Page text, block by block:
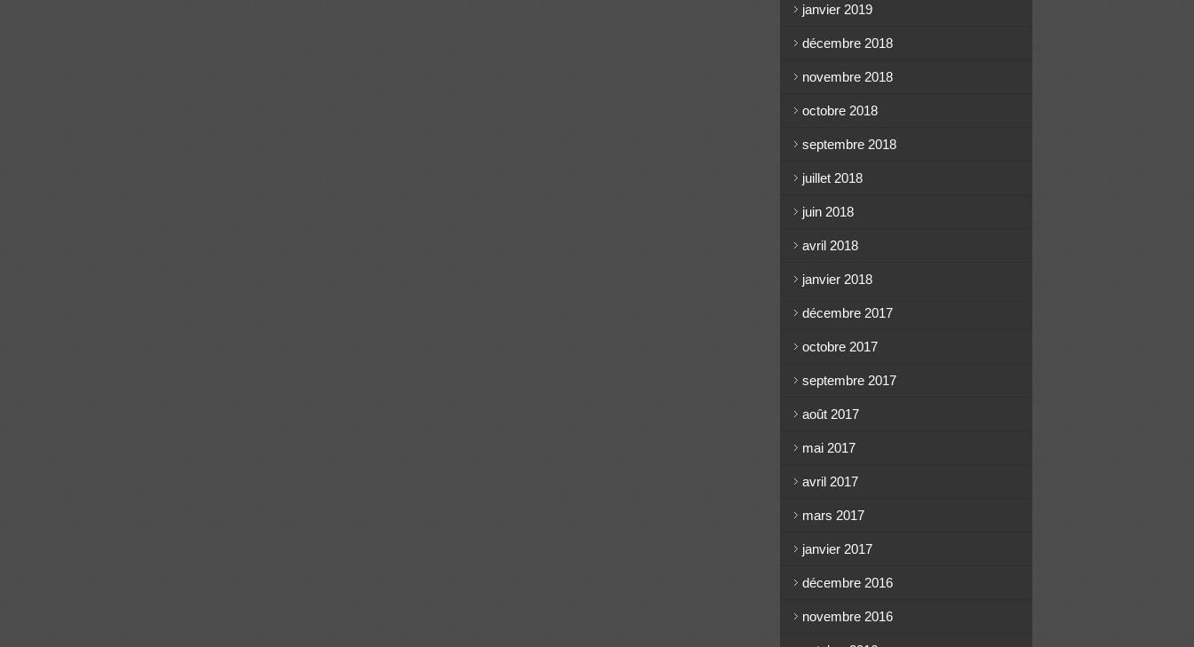
janvier 2019
décembre 2018
novembre 2018
octobre 2018
septembre 2018
juillet 2018
juin 2018
avril 2018
janvier 2018
décembre 2017
octobre 2017
septembre 2017
août 2017
mai 2017
avril 2017
mars 2017
janvier 2017
décembre 2016
novembre 2016